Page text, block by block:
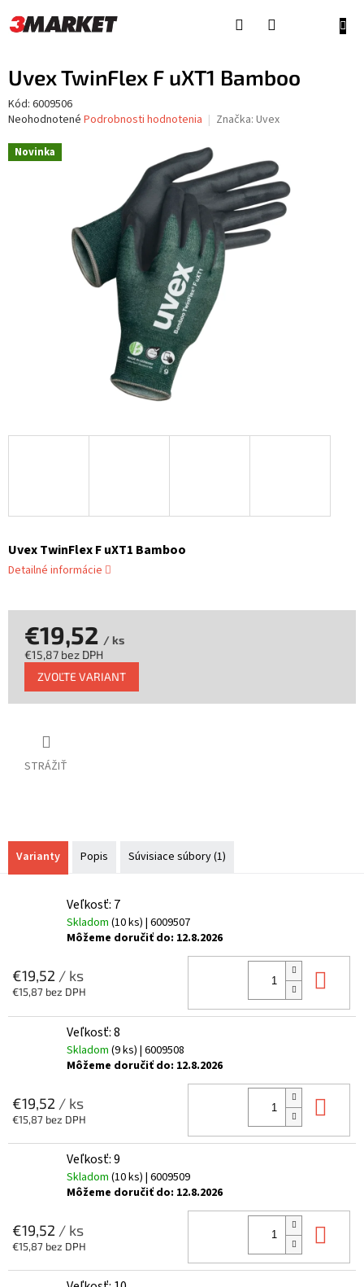
na
obsah
Uvex TwinFlex F uXT1 Bamboo
Kód: 6009506
Priemerné
produktu
je
Neohodnotené Podrobnosti hodnotenia Značka: Uvex
Novinka
Uvex TwinFlex F uXT1 Bamboo
Detailné informácie
STRÁŽIŤ
€19,52 / ks
€15,87 bez DPH
Jednotková
cena:
ZVOĽTE VARIANT
Varianty Popis Súvisiace súbory (1)
Veľkosť: 7
Skladom (10 ks) | 6009507
Môžeme doručiť do: 12.8.2026
€19,52 / ks
€15,87 bez DPH
Veľkosť: 8
Skladom (9 ks) | 6009508
Môžeme doručiť do: 12.8.2026
€19,52 / ks
€15,87 bez DPH
Veľkosť: 9
Skladom (10 ks) | 6009509
Môžeme doručiť do: 12.8.2026
€19,52 / ks
€15,87 bez DPH